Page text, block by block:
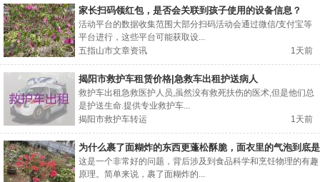
家长扫码领红包，是否会关联到孩子使用的设备信息？
活动平台的数据收集范围大部分扫码活动会通过微信/支付宝等
平台进行，这些平台可能获取设...
五指山市文章资讯
1天前
揭阳市救护车租赁价格|急救车出租护送病人
救护车出租急救医护人员,虽然没有救死扶伤的医术,但是他们总
是护送生命.提供专业救护车...
揭阳市救护车转运
1天前
为什么裹了面糊炸的东西更蓬松酥脆，面衣里的气泡到底是
怎么形成的？
这是一个非常好的问题，背后涉及到食品科学和烹饪物理的有趣
原理。简单来说，裹了面糊炸的...